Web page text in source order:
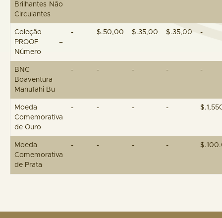
Brilhantes Não
Circulantes
Coleção
PROOF –
Número
- $.50,00 $.35,00 $.35,00 -
BNC
Boaventura
Manufahi Bu
- - - - -
Moeda
Comemorativa
de Ouro
- - - -
Moeda
Comemorativa
de Prata
- - - -